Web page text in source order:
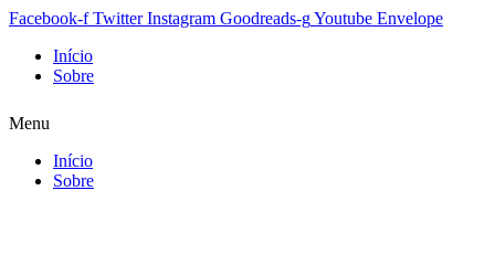
Facebook-f Twitter Instagram Goodreads-gYoutube Envelope
Início
Sobre
Menu
Início
Sobre